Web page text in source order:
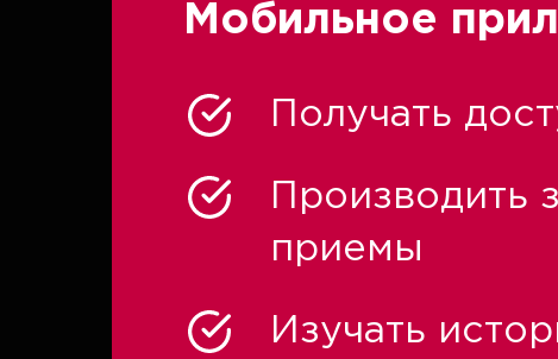
Мобильное
Получать
Производить
приемы
Изучать